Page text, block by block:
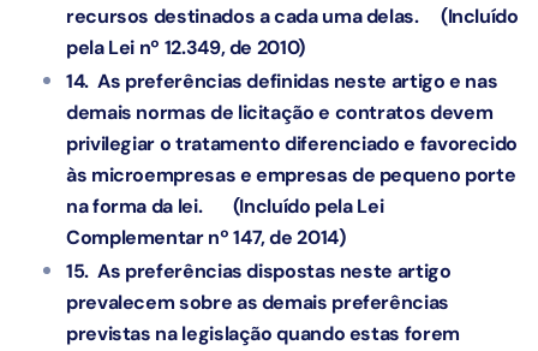
recursos destinados a cada uma delas. (Incluído
pela Lei nº 12.349, de 2010)
14. As preferências definidas neste artigo e nas
demais normas de licitação e contratos devem
privilegiar o tratamento diferenciado e favorecido
às microempresas e empresas de pequeno porte
na forma da lei. (Incluído pela Lei
Complementar nº 147, de 2014)
15. As preferências dispostas neste artigo
prevalecem sobre as demais preferências
previstas na legislação quando estas forem